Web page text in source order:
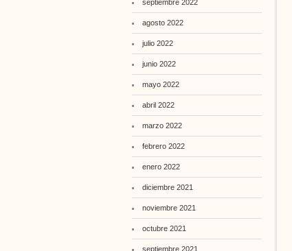
septiembre 2022
agosto 2022
julio 2022
junio 2022
mayo 2022
abril 2022
marzo 2022
febrero 2022
enero 2022
diciembre 2021
noviembre 2021
octubre 2021
septiembre 2021